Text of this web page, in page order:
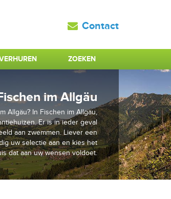
Contact
ZOEKEN
im Allgäu
Allgäu? In Fischen im Allgäu,
Er is in ieder geval
aan zwemmen. Liever een
uw selectie aan en kies het
dat aan uw wensen voldoet.